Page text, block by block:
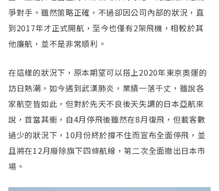
爭對手。雖然策略正確，不過卻因公司內部的狀況，直
到2017年才正式開航，至今也僅有2架飛機，相較於其
他廉航，並不是非常順利。
在這樣的狀況下，原本期望可以搭上2020年東京奧運的
訪日熱潮，如今遇到武漢肺炎，業績一落千丈，雖說各
家航空皆如此，但對於先天不良後天失調的日本亞航來
說，首當其衝，自4月停飛後雖然在8月復飛，但載客數
過少的狀況下，10月份終於撐不住而宣布全面停飛，並
且將在12月廢除旗下四條航線，第二次全面撤出日本市
場。